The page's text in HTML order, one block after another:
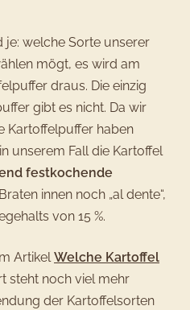
je: welche Sorte unserer
mögt, es wird am
draus. Die einzig
gibt es nicht. Da wir
Kartoffelpuffer haben
unserem Fall die Kartoffel
festkochende
innen noch „al dente“,
von 15 %.
ArtikelWelche Kartoffel
steht noch viel mehr
der Kartoffelsorten